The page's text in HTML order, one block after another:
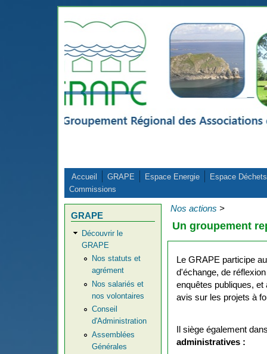
Accueil GRAPE Espace Energie
Espace Déchets
Commissions
GRAPE
Découvrir le
GRAPE
Nos statuts et
agrément
Nos salariés et
nos volontaires
Conseil
d'Administration
Assemblées
Générales
Nos actions >
Un groupement
Le GRAPE participe
d'échange, de
enquêtes publiques,
avis sur les projets à
Il siège également
administratives :